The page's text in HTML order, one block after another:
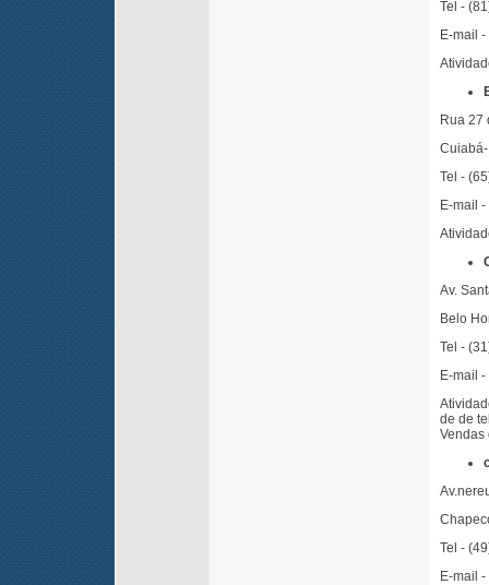
Tel -
E-mail -
Rua 27
Cuiabá-
Tel -
E-mail -
Av.
Belo
Tel -
E-mail -
de de
Vendas
Tel -
E-mail -